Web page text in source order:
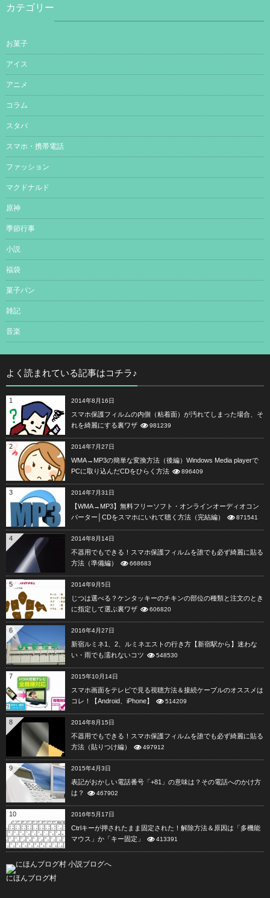
カテゴリー
お菓子
アイス
アニメ
コラム
スタバ
スマホ・携帯電話
ファッション
マクドナルド
原神
季節行事
小説
福袋
菓子パン
雑記
音楽
よく読まれている記事はコチラ♪
1 2014年8月16日
スマホ保護フィルムの内側（粘着面）が汚れてしまった場合、そ
れを綺麗にする裏ワザ
981239
2 2014年7月27日
WMA→MP3の簡単な変換方法（後編）Windows Media playerで
PCに取り込んだCDをひらく方法
896409
3 2014年7月31日
【WMA→MP3】無料フリーソフト・オンラインオーディオコン
バーター│CDをスマホにいれて聴く方法（完結編）
871541
4 2014年8月14日
不器用でもできる！スマホ保護フィルムを誰でも必ず綺麗に貼る
方法（準備編）
668683
5 2014年9月5日
じつは選べる？ケンタッキーのチキンの部位の種類と注文のとき
に指定して選ぶ裏ワザ
606820
6 2016年4月27日
新宿ルミネ1、2、ルミネエストの行き方【新宿駅から】迷わな
い・雨でも濡れないコツ
548530
7 2015年10月14日
スマホ画面をテレビで見る視聴方法＆接続ケーブルのオススメは
コレ！【Android、iPhone】
514209
8 2014年8月15日
不器用でもできる！スマホ保護フィルムを誰でも必ず綺麗に貼る
方法（貼りつけ編）
497912
9 2015年4月3日
表記がおかしい電話番号「+81」の意味は？その電話へのかけ方
は？
467902
10 2016年5月17日
Ctrlキーが押されたまま固定された！解除方法＆原因は「多機能
マウス」か「キー固定」
413391
にほんブログ村